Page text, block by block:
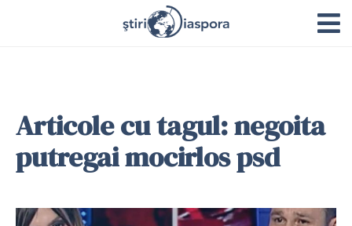
Articole cu tagul: negoita
putregai mocirlos psd